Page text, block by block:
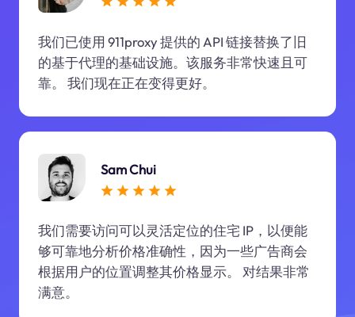
我们已使用 911proxy 提供的 API 链接替换了旧
的基于代理的基础设施。该服务非常快速且可
靠。 我们现在正在变得更好。
Sam Chui
我们需要访问可以灵活定位的住宅 IP，以便能
够可靠地分析价格准确性，因为一些广告商会
根据用户的位置调整其价格显示。 对结果非常
满意。